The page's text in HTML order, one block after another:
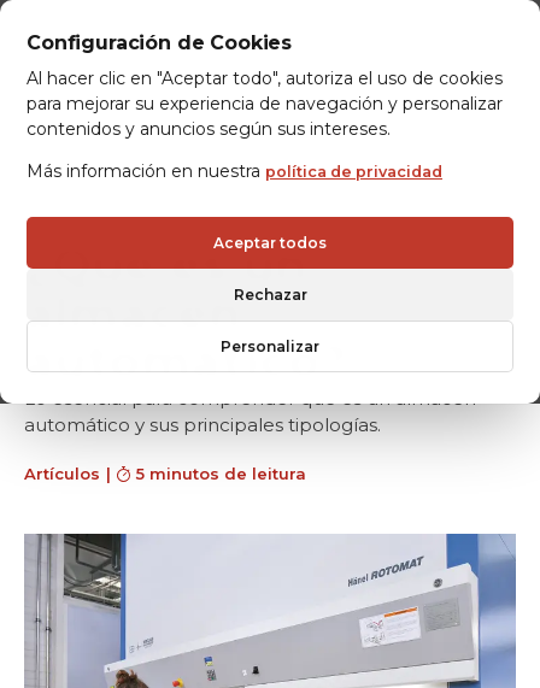
Configuración de Cookies
Al hacer clic en "Aceptar todo", autoriza el uso de cookies
para mejorar su experiencia de navegación y personalizar
contenidos y anuncios según sus intereses.
Más información en nuestra política de privacidad
Aceptar todos
Rechazar
Personalizar
¿Qué es un
almacén
automático?
Lo esencial para comprender qué es un almacén
automático y sus principales tipologías.
Artículos | 5 minutos de leitura